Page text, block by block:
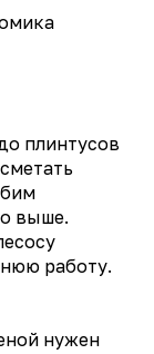
плинтусов
выше.
работу.
нужен